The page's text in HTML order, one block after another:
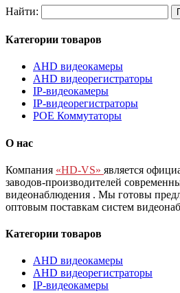
Найти:
Категории товаров
AHD видеокамеры
AHD видеорегистраторы
IP-видеокамеры
IP-видеорегистраторы
POE Коммутаторы
О нас
Компания «HD-VS» является
заводов-производителей
видеонаблюдения . Мы готовы
оптовым поставкам систем
Категории товаров
AHD видеокамеры
AHD видеорегистраторы
IP-видеокамеры